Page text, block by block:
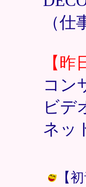
（
【
コン
ビデ
ネッ
【